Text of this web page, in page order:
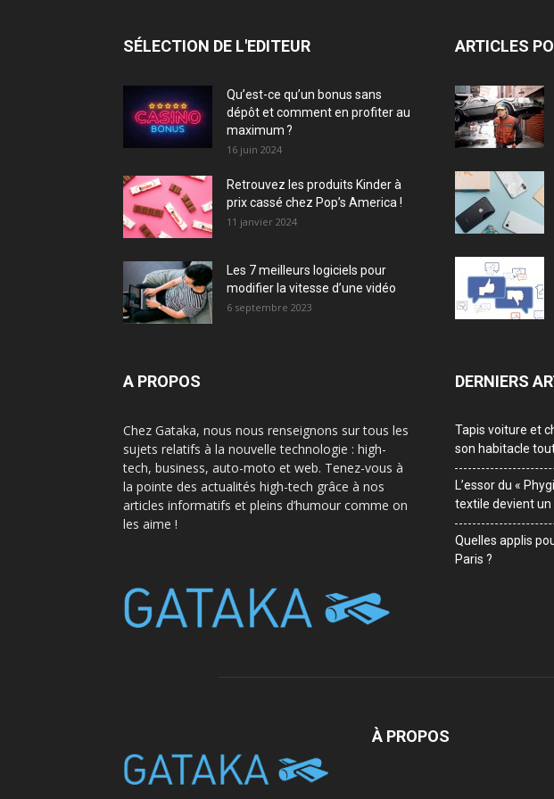
SÉLECTION DE L'EDITEUR
Qu’est-ce qu’un bonus sans
dépôt et comment en profiter au
maximum ?
16 juin 2024
Retrouvez les produits Kinder à
prix cassé chez Pop’s America !
11 janvier 2024
Les 7 meilleurs logiciels pour
modifier la vitesse d’une vidéo
6 septembre 2023
A PROPOS
Chez Gataka, nous nous renseignons sur tous les
sujets relatifs à la nouvelle technologie : high-
tech, business, auto-moto et web. Tenez-vous à
la pointe des actualités high-tech grâce à nos
articles informatifs et pleins d’humour comme on
les aime !
ARTICLES
DERNIERS
Tapis voiture et
son habitacle
L’essor du «
textile devient un
Quelles applis
Paris ?
À PROPOS